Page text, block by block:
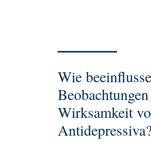
Wie
Wirksamkeit